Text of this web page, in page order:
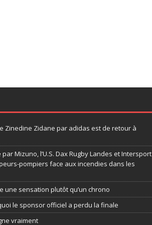
Zinedine Zidane par adidas est de retour à
Mizuno, l’U.S. Dax Rugby Landes et Intersport
pompiers face aux incendies dans les
une sensation plutôt qu’un chrono
le sponsor officiel a perdu la finale
vraiment